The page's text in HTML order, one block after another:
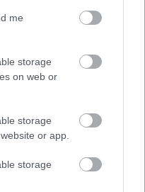
me
storage
on web or
storage
or app.
storagea nőgyógyász
minden boríthatja